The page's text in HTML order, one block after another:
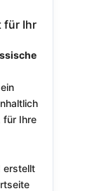
für Ihr
für Ihre
erstellt